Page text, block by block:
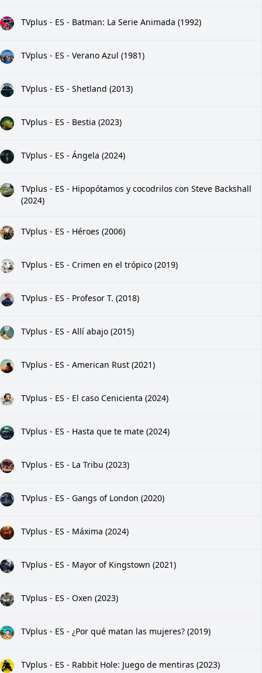
TVplus - ES - Batman: La Serie Animada (1992)
TVplus - ES - Verano Azul (1981)
TVplus - ES - Shetland (2013)
TVplus - ES - Bestia (2023)
TVplus - ES - Ángela (2024)
TVplus - ES - Hipopótamos y cocodrilos con Steve Backshall
(2024)
TVplus - ES - Héroes (2006)
TVplus - ES - Crimen en el trópico (2019)
TVplus - ES - Profesor T. (2018)
TVplus - ES - Allí abajo (2015)
TVplus - ES - American Rust (2021)
TVplus - ES - El caso Cenicienta (2024)
TVplus - ES - Hasta que te mate (2024)
TVplus - ES - La Tribu (2023)
TVplus - ES - Gangs of London (2020)
TVplus - ES - Máxima (2024)
TVplus - ES - Mayor of Kingstown (2021)
TVplus - ES - Oxen (2023)
TVplus - ES - ¿Por qué matan las mujeres? (2019)
TVplus - ES - Rabbit Hole: Juego de mentiras (2023)